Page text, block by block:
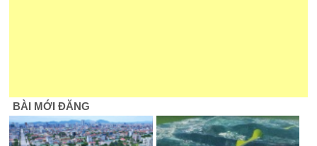
BÀI MỚI ĐĂNG